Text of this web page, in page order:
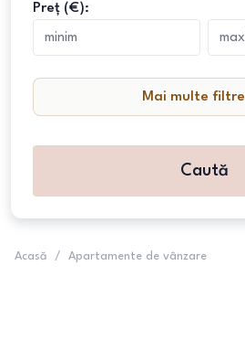
Preț (€):
Mai multe filtre
Caută
Acasă / Apartamente de vânzare